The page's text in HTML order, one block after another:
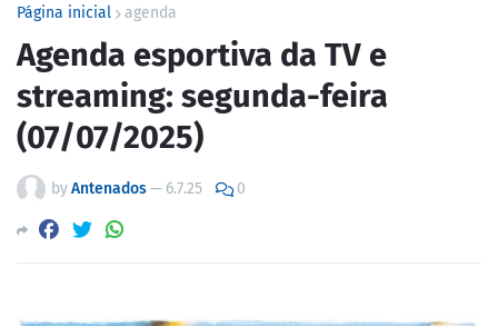
Página inicial agenda
Agenda esportiva da TV e
streaming: segunda-feira
(07/07/2025)
byAntenados— 6.7.25 0